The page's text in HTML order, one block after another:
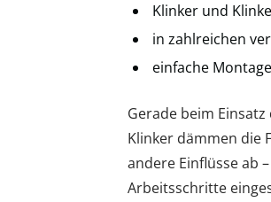
Klinker und
in zahlreichen
einfache
Gerade beim
Klinker dämmen die
andere Einflüsse ab
Arbeitsschritte